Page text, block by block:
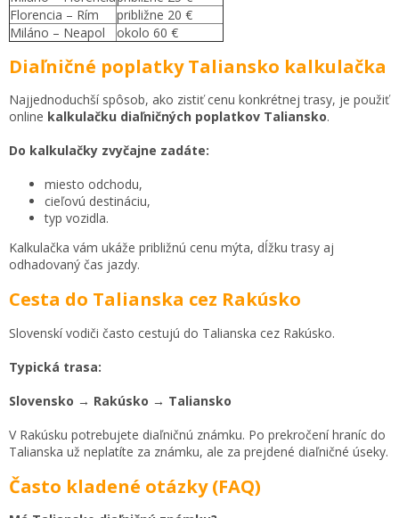
Florencia – Rím
približne 20 €
Miláno – Neapol
okolo 60 €
Diaľničné poplatky Taliansko kalkulačka
Najjednoduchší spôsob, ako zistiť cenu konkrétnej trasy, je použiť
online kalkulačku diaľničných poplatkov Taliansko.
Do kalkulačky zvyčajne zadáte:
miesto odchodu,
cieľovú destináciu,
typ vozidla.
Kalkulačka vám ukáže približnú cenu mýta, dĺžku trasy aj
odhadovaný čas jazdy.
Cesta do Talianska cez Rakúsko
Slovenskí vodiči často cestujú do Talianska cez Rakúsko.
Typická trasa:
Slovensko → Rakúsko → Taliansko
V Rakúsku potrebujete diaľničnú známku. Po prekročení hraníc do
Talianska už neplatíte za známku, ale za prejdené diaľničné úseky.
Často kladené otázky (FAQ)